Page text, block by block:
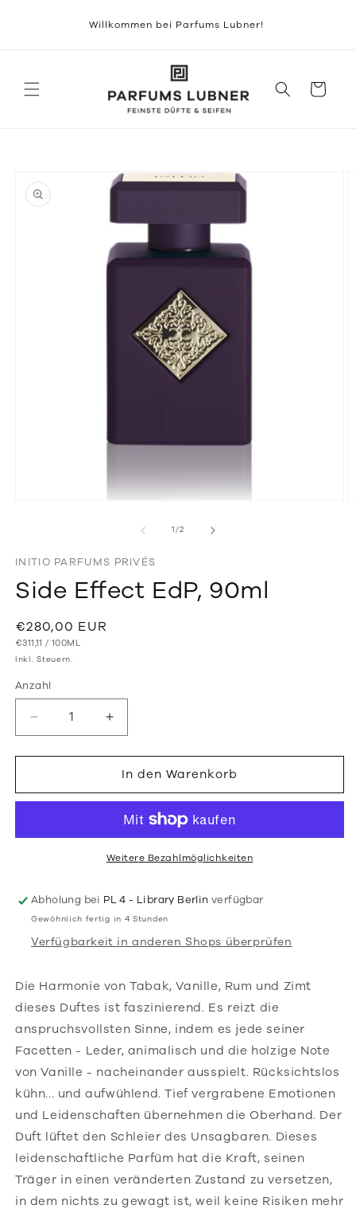
Willkommen bei Parfums Lubner!
Warenkorb
1/von
2
INITIO PARFUMS PRIVÉS
Side Effect EdP, 90ml
Normaler
Preis
€280,00 EUR
GRUNDPREIS
€311,11 / PRO
100ML
Inkl. Steuern.
Anzahl
Verringere
die
Menge
Side
90ml
Erhöhe
die
Menge
für
Side
EdP,
90ml
In den Warenkorb
Weitere Bezahlmöglichkeiten
Abholung bei PL 4 - Library Berlin verfügbar
Gewöhnlich fertig in 4 Stunden
Verfügbarkeit in anderen Shops überprüfen
Die Harmonie von Tabak, Vanille, Rum und Zimt
dieses Duftes ist faszinierend. Es reizt die
anspruchsvollsten Sinne, indem es jede seiner
Facetten - Leder, animalisch und die holzige Note
von Vanille - nacheinander ausspielt. Rücksichtslos
kühn... und aufwühlend. Tief vergrabene Emotionen
und Leidenschaften übernehmen die Oberhand. Der
Duft lüftet den Schleier des Unsagbaren. Dieses
leidenschaftliche Parfüm hat die Kraft, seinen
Träger in einen veränderten Zustand zu versetzen,
in dem nichts zu gewagt ist, weil keine Risiken mehr